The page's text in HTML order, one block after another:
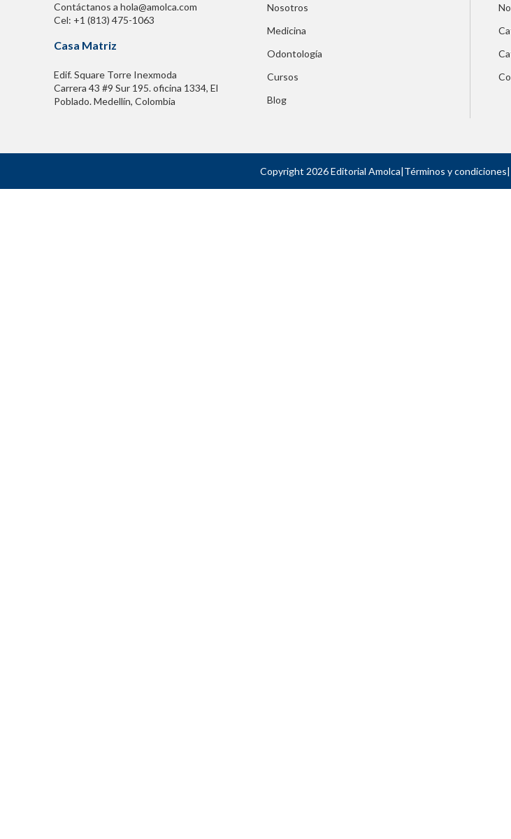
Contáctanos a hola@amolca.com
Cel: +1 (813) 475-1063
Casa Matriz
Edif. Square Torre Inexmoda
Carrera 43 #9 Sur 195. oficina 1334, El
Poblado. Medellín, Colombia
Nosotros
Medicina
Odontología
Cursos
Blog
Copyright 2026 Editorial Amolca|Términos y condiciones|